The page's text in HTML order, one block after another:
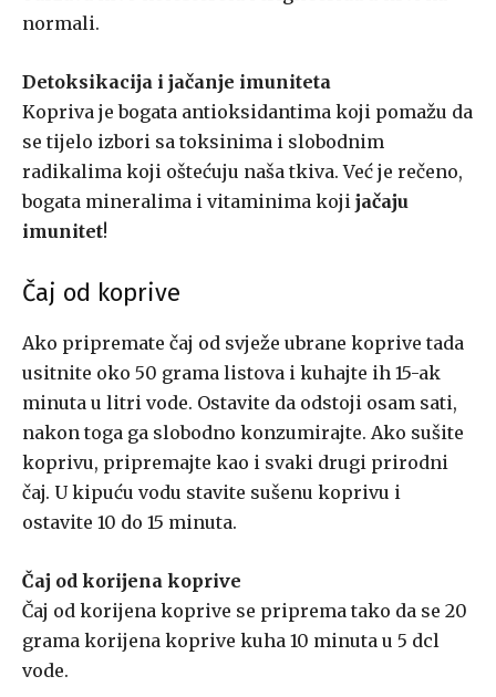
normali.
Detoksikacija i jačanje imuniteta
Kopriva je bogata antioksidantima koji pomažu da
se tijelo izbori sa toksinima i slobodnim
radikalima koji oštećuju naša tkiva. Već je rečeno,
bogata mineralima i vitaminima koji jačaju
imunitet!
Čaj od koprive
Ako pripremate čaj od svježe ubrane koprive tada
usitnite oko 50 grama listova i kuhajte ih 15-ak
minuta u litri vode. Ostavite da odstoji osam sati,
nakon toga ga slobodno konzumirajte. Ako sušite
koprivu, pripremajte kao i svaki drugi prirodni
čaj. U kipuću vodu stavite sušenu koprivu i
ostavite 10 do 15 minuta.
Čaj od korijena koprive
Čaj od korijena koprive se priprema tako da se 20
grama korijena koprive kuha 10 minuta u 5 dcl
vode.